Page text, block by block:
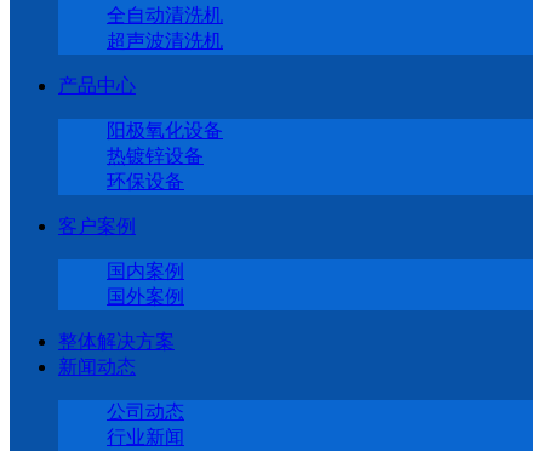
全自动清洗机
超声波清洗机
产品中心
阳极氧化设备
热镀锌设备
环保设备
客户案例
国内案例
国外案例
整体解决方案
新闻动态
公司动态
行业新闻